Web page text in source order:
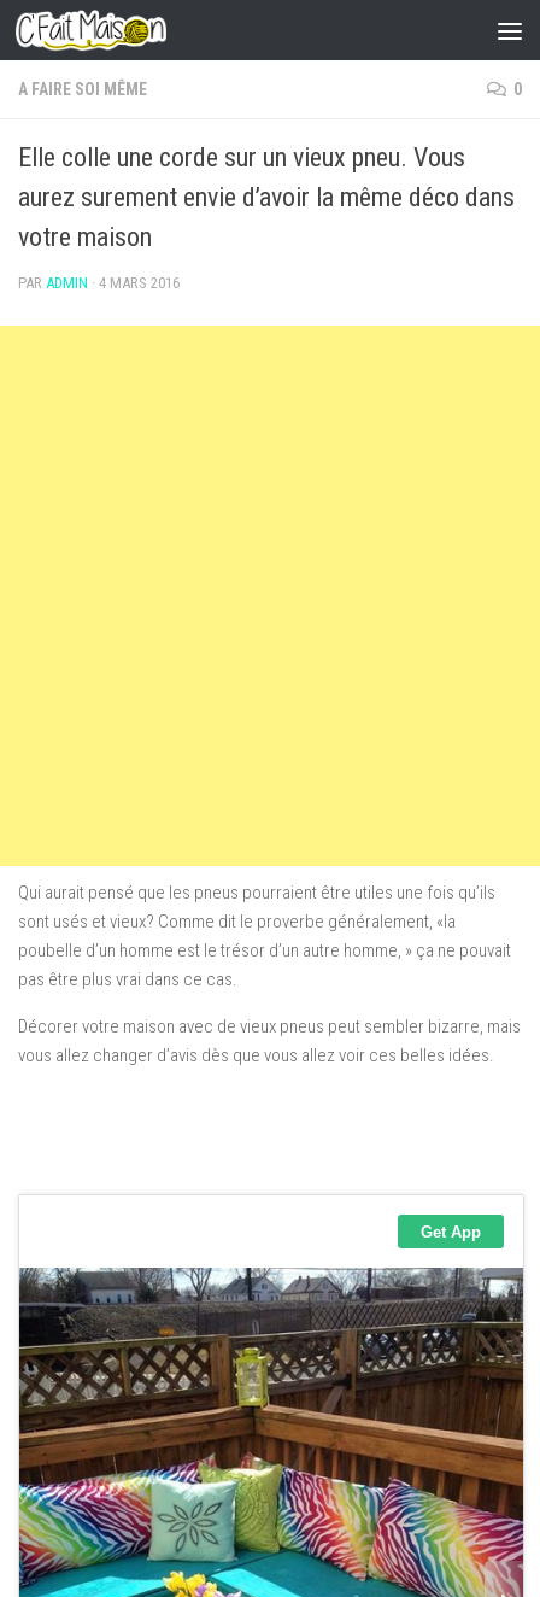
Skip to content
A FAIRE SOI MÊME 0
Elle colle une corde sur un vieux pneu. Vous
aurez surement envie d’avoir la même déco dans
votre maison
PAR ADMIN · 4 MARS 2016
Qui aurait pensé que les pneus pourraient être utiles une fois qu’ils
sont usés etvieux? Comme dit le proverbe généralement, «la
poubelle d’un homme est le trésor d’un autre homme, » ça ne pouvait
pas être plus vrai dans ce cas.
Décorer votre maison avec de vieux pneus peut sembler bizarre, mais
vous allez changer d’avis dès que vous allez voir ces belles idées.